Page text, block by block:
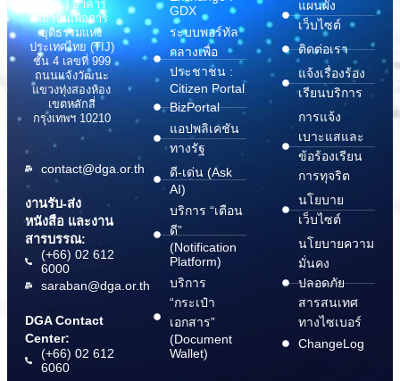
(สพร.) อาคาร
สถาบันเพื่อการ
ยุติธรรมแห่ง
ประเทศไทย (TIJ)
ชั้น 4 เลขที่ 999
ถนนแจ้งวัฒนะ
แขวงทุ่งสองห้อง
เขตหลักสี่
กรุงเทพฯ 10210
contact@dga.or.th
งานรับ-ส่ง
หนังสือ และงาน
สารบรรณ:
(+66) 02 612
6000
saraban@dga.or.th
DGA Contact
Center:
(+66) 02 612
6060
GDX
ระบบพอร์ทัล
กลางเพื่อ
ประชาชน :
Citizen Portal
BizPortal
แอปพลิเคชัน
ทางรัฐ
ดี-เด่น (Ask
AI)
บริการ “เตือน
ดี”
(Notification
Platform)
บริการ
“กระเป๋า
เอกสาร”
(Document
Wallet)
แผนผัง
เว็บไซต์
ติดต่อเรา
แจ้งเรื่องร้อง
เรียนบริการ
การแจ้ง
เบาะแสและ
ข้อร้องเรียน
การทุจริต
นโยบาย
เว็บไซต์
นโยบายความ
มั่นคง
ปลอดภัย
สารสนเทศ
ทางไซเบอร์
ChangeLog